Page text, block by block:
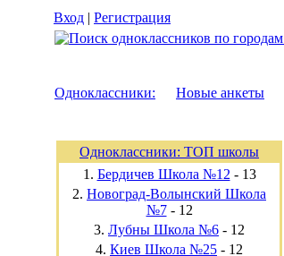
Вход | Регистрация
Одноклассники: Новые анкеты
Одноклассники: ТОП школы
1. Бердичев Школа №12 - 13
2. Новоград-Волынский Школа
№7- 12
3. Лубны Школа №6 - 12
4. Киев Школа №25 - 12